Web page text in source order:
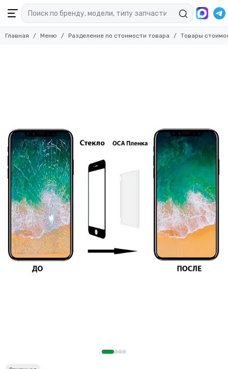
Главная Меню Разделение по стоимости товара Товары